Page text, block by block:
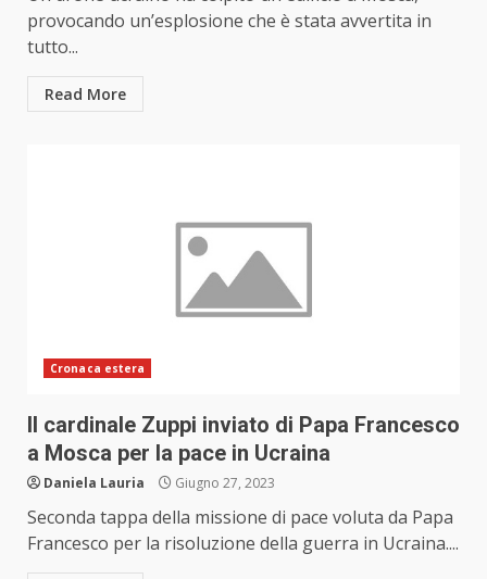
provocando un’esplosione che è stata avvertita in
tutto...
Read More
Cronaca estera
Il cardinale Zuppi inviato di Papa Francesco
a Mosca per la pace in Ucraina
Daniela Lauria Giugno 27, 2023
Seconda tappa della missione di pace voluta da Papa
Francesco per la risoluzione della guerra in Ucraina....